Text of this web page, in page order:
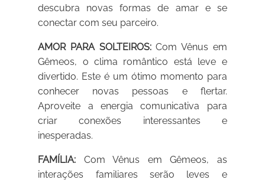
descubra novas formas de amar e se
conectar com seu parceiro.
AMOR PARA SOLTEIROS:Com Vênus em
Gêmeos, o clima romântico está leve e
divertido. Este é um ótimo momento para
conhecer novas pessoas e flertar.
Aproveite a energia comunicativa para
criar conexões interessantes e
inesperadas.
FAMÍLIA: Com Vênus em Gêmeos, as
interações familiares serão leves e